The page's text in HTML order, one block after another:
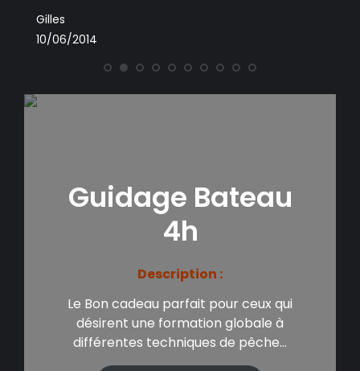
Gilles
10/06/2014
Guidage Bateau
4h
Description :
Le Bon cadeau parfait pour ceux qui
désirent une formation globale à
différentes techniques de pêche…